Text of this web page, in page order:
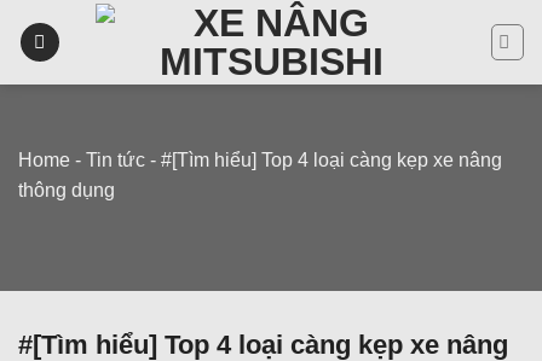
Home - Tin tức - #[Tìm hiểu] Top 4 loại càng kẹp xe nâng
thông dụng
#[Tìm hiểu] Top 4 loại càng kẹp xe nâng